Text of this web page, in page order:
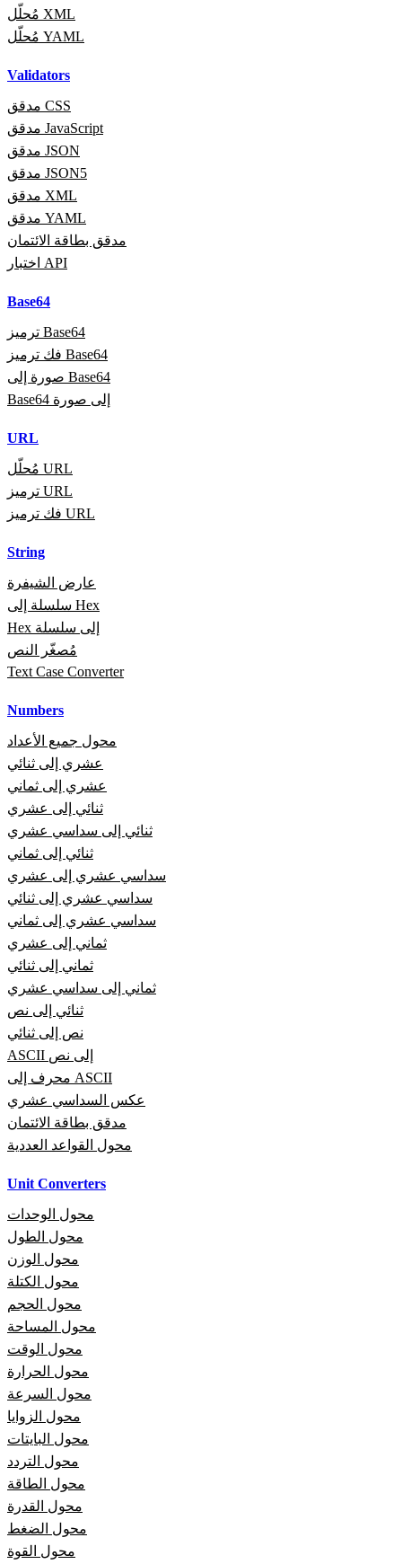
مُحلّل XML
مُحلّل YAML
Validators
مدقق CSS
مدقق JavaScript
مدقق JSON
مدقق JSON5
مدقق XML
مدقق YAML
مدقق بطاقة الائتمان
اختبار API
Base64
ترميز Base64
فك ترميز Base64
صورة إلى Base64
Base64 إلى صورة
URL
مُحلّل URL
ترميز URL
فك ترميز URL
String
عارض الشيفرة
سلسلة إلى Hex
Hex إلى سلسلة
مُصغّر النص
Text Case Converter
Numbers
محول جميع الأعداد
عشري إلى ثنائي
عشري إلى ثماني
ثنائي إلى عشري
ثنائي إلى سداسي عشري
ثنائي إلى ثماني
سداسي عشري إلى عشري
سداسي عشري إلى ثنائي
سداسي عشري إلى ثماني
ثماني إلى عشري
ثماني إلى ثنائي
ثماني إلى سداسي عشري
ثنائي إلى نص
نص إلى ثنائي
ASCII إلى نص
محرف إلى ASCII
عكس السداسي عشري
مدقق بطاقة الائتمان
محول القواعد العددية
Unit Converters
محول الوحدات
محول الطول
محول الوزن
محول الكتلة
محول الحجم
محول المساحة
محول الوقت
محول الحرارة
محول السرعة
محول الزوايا
محول البايتات
محول التردد
محول الطاقة
محول القدرة
محول الضغط
محول القوة